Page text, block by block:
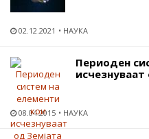
02.12.2021 НАУКА
Периоден
08.04.2015 НАУКА